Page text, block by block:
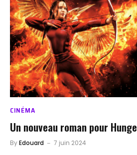
CINÉMA
Un nouveau roman pour
ByEdouard 7 juin 2024